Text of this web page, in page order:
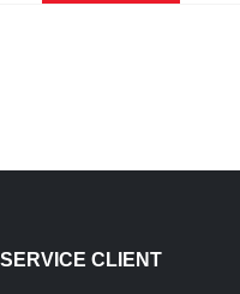
SERVICE CLIENT